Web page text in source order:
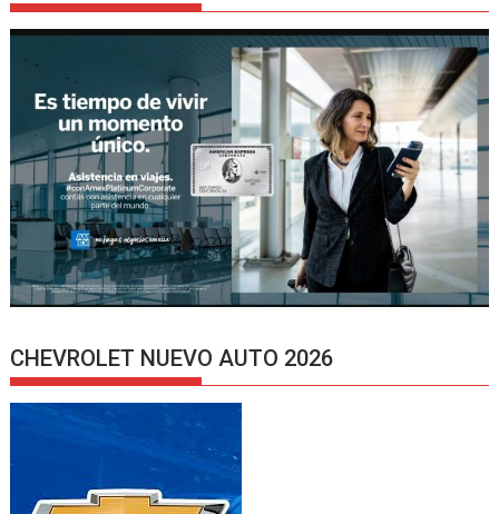
CHEVROLET NUEVO AUTO 2026